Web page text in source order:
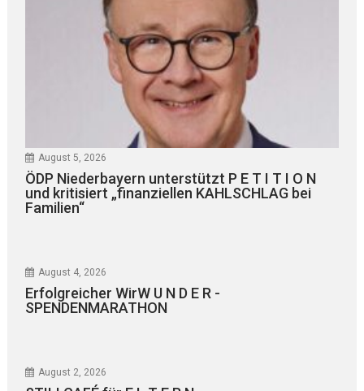
August 5, 2026
ÖDP Niederbayern unterstützt P E T I T I O N
und kritisiert „finanziellen KAHLSCHLAG bei
Familien“
August 4, 2026
Erfolgreicher WirW U N D E R -
SPENDENMARATHON
August 2, 2026